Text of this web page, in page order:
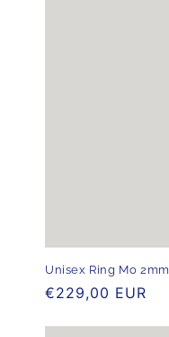
Unisex Ring Mo 2mm
Normaler
€229,00 EUR